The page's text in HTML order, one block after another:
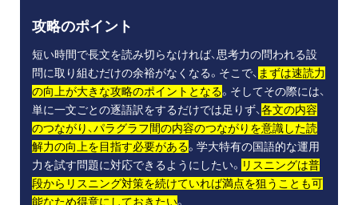
攻略のポイント
短い時間で長文を読み切らなければ、思考力の問われる設
問に取り組むだけの余裕がなくなる。そこで、 まずは速読力
の向上が大きな攻略のポイントとなる。そしてその際には、
単に一文ごとの逐語訳をするだけでは足りず、各文の内容
のつながり、パラグラフ間の内容のつながりを意識した読
解力の向上を目指す必要がある。学大特有の国語的な運用
力を試す問題に対応できるようにしたい。 リスニングは普
段からリスニング対策を続けていれば満点を狙うことも可
能なため得意にしておきたい。